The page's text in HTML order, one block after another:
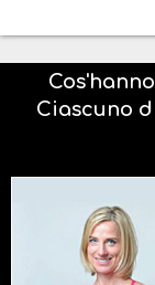
Ciascuno